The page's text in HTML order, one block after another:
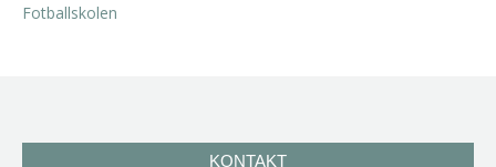
KONTAKT